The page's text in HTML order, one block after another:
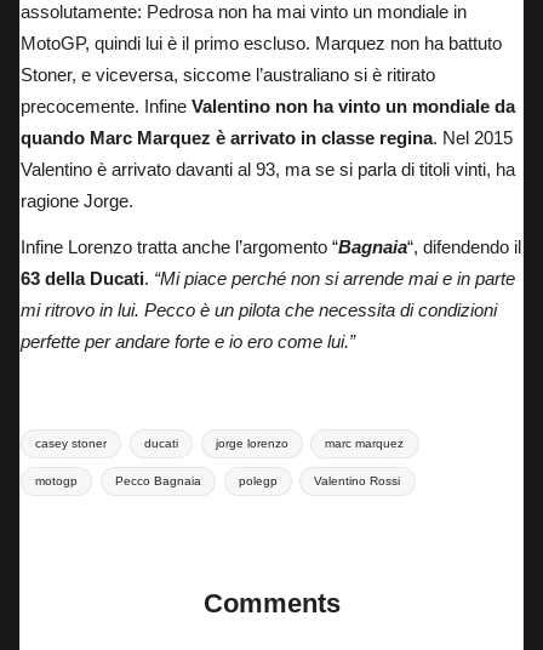
assolutamente: Pedrosa non ha mai vinto un mondiale in
MotoGP, quindi lui è il primo escluso. Marquez non ha battuto
Stoner, e viceversa, siccome l’australiano si è ritirato
precocemente. Infine Valentino non ha vinto un mondiale da
quando Marc Marquez è arrivato in classe regina. Nel 2015
Valentino è arrivato davanti al 93, ma se si parla di titoli vinti, ha
ragione Jorge.
Infine Lorenzo tratta anche l’argomento “Bagnaia“, difendendo il
63 della Ducati. “Mi piace perché non si arrende mai e in parte
mi ritrovo in lui. Pecco è un pilota che necessita di condizioni
perfette per andare forte e io ero come lui.”
Tags:
casey stoner ducati jorge lorenzo marc marquez
motogp Pecco Bagnaia polegp Valentino Rossi
Comments